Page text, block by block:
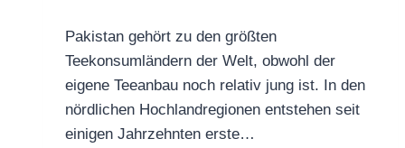
Pakistan gehört zu den größten
Teekonsumländern der Welt, obwohl der
eigene Teeanbau noch relativ jung ist. In den
nördlichen Hochlandregionen entstehen seit
einigen Jahrzehnten erste…